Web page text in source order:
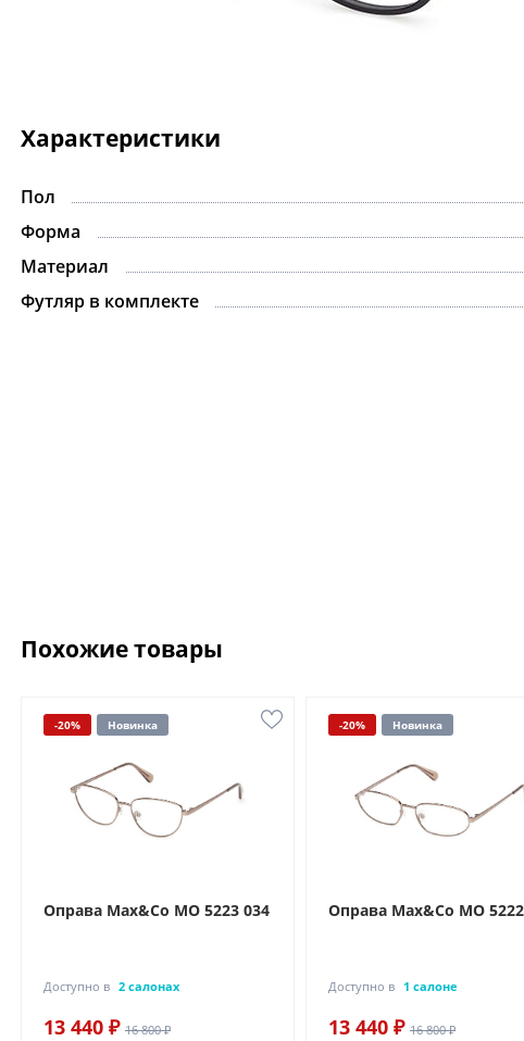
Характеристики
Пол
Форма
Материал
Футляр в комплекте
Похожие товары
-20% Новинка
Оправа Max&Co MO 5223 034
Доступно в 2 салонах
13 440 ₽ 16 800 ₽
-20% Новинка
Оправа Max&Co MO
Доступно в 1 салоне
13 440 ₽ 16 800 ₽